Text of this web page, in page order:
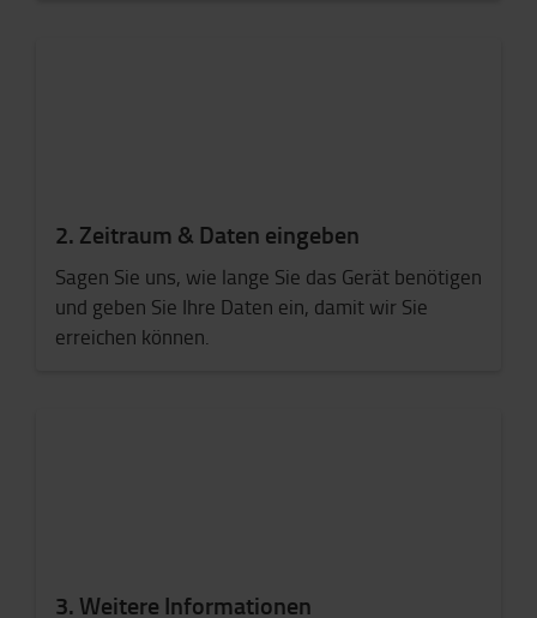
2. Zeitraum & Daten eingeben
Sagen Sie uns, wie lange Sie das Gerät benötigen
und geben Sie Ihre Daten ein, damit wir Sie
erreichen können.
3. Weitere Informationen